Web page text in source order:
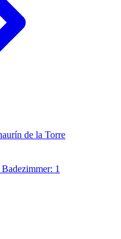
de la Torre
1